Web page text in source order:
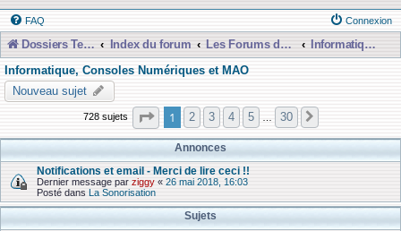
FAQ Connexion
Dossiers Techniques Index du forum Les Forums de Discussions
Informatique, Consoles Numériques et MAO
Informatique, Consoles Numériques et MAO
Nouveau sujet
728 sujets Page 1sur30
1 2 3 4 5 30
Annonces
Notifications et email - Merci de lire ceci !!
Dernier message par ziggy « 26 mai 2018, 16:03
Posté dans La Sonorisation
Sujets